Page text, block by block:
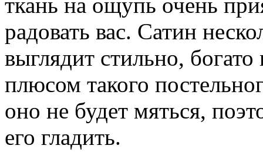
радовать вас. Сатин
выглядит стильно,
плюсом такого
оно не будет мяться,
его гладить.